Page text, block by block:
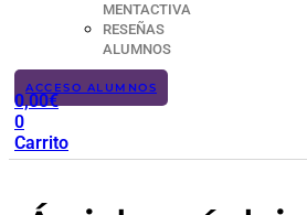
MENTACTIVA
RESEÑAS
ALUMNOS
ACCESO ALUMNOS
0,00€
0
Carrito